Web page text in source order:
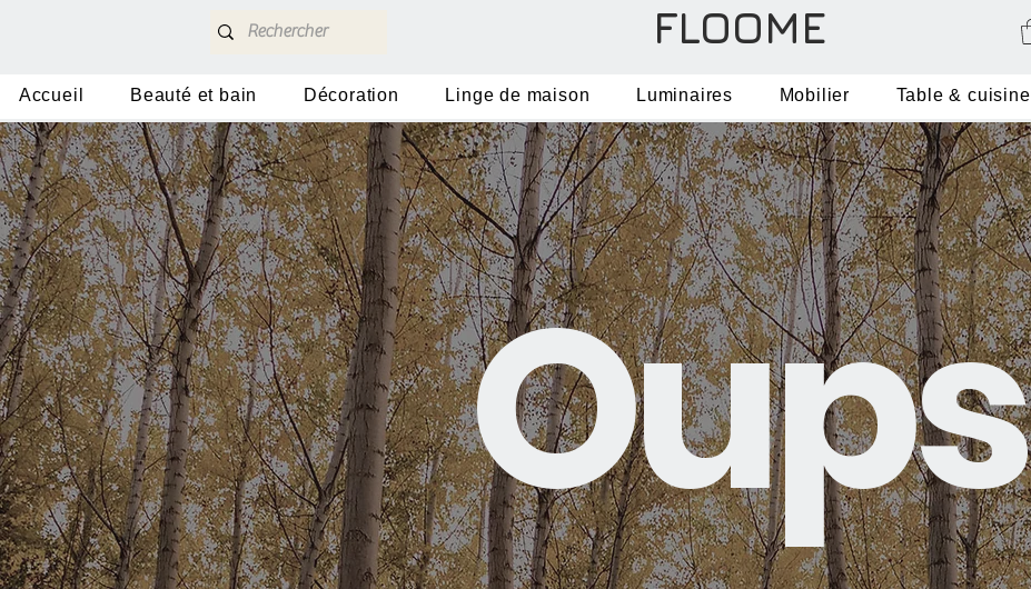
FLOOME
Accueil Beauté et bain Décoration Linge de maison Luminaires Mobilier Table & cuisine
Oups